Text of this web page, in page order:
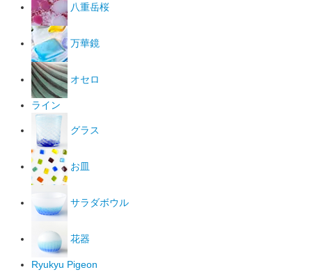
八重岳桜
万華鏡
オセロ
ライン
グラス
お皿
サラダボウル
花器
Ryukyu Pigeon